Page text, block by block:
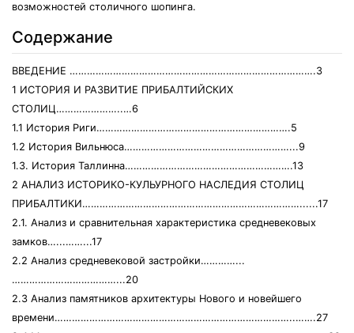
возможностей столичного шопинга.
Содержание
ВВЕДЕНИЕ ………………………………………………………………………….3
1 ИСТОРИЯ И РАЗВИТИЕ ПРИБАЛТИЙСКИХ
СТОЛИЦ…………………..…6
1.1 История Риги………………………………………………………….5
1.2 История Вильнюса…………………………………………………...9
1.3. История Таллинна………………………………………………….13
2 АНАЛИЗ ИСТОРИКО-КУЛЬУРНОГО НАСЛЕДИЯ СТОЛИЦ
ПРИБАЛТИКИ…………………………………………………………………......17
2.1. Анализ и сравнительная характеристика средневековых
замков…...……...17
2.2 Анализ средневековой застройки…………...
………………………………...20
2.3 Анализ памятников архитектуры Нового и новейшего
времени………………………………………………………………………..…….27